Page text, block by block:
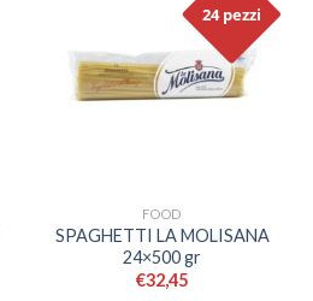
24 pezzi
FOOD
SPAGHETTI LA MOLISANA
24×500 gr
€32,45